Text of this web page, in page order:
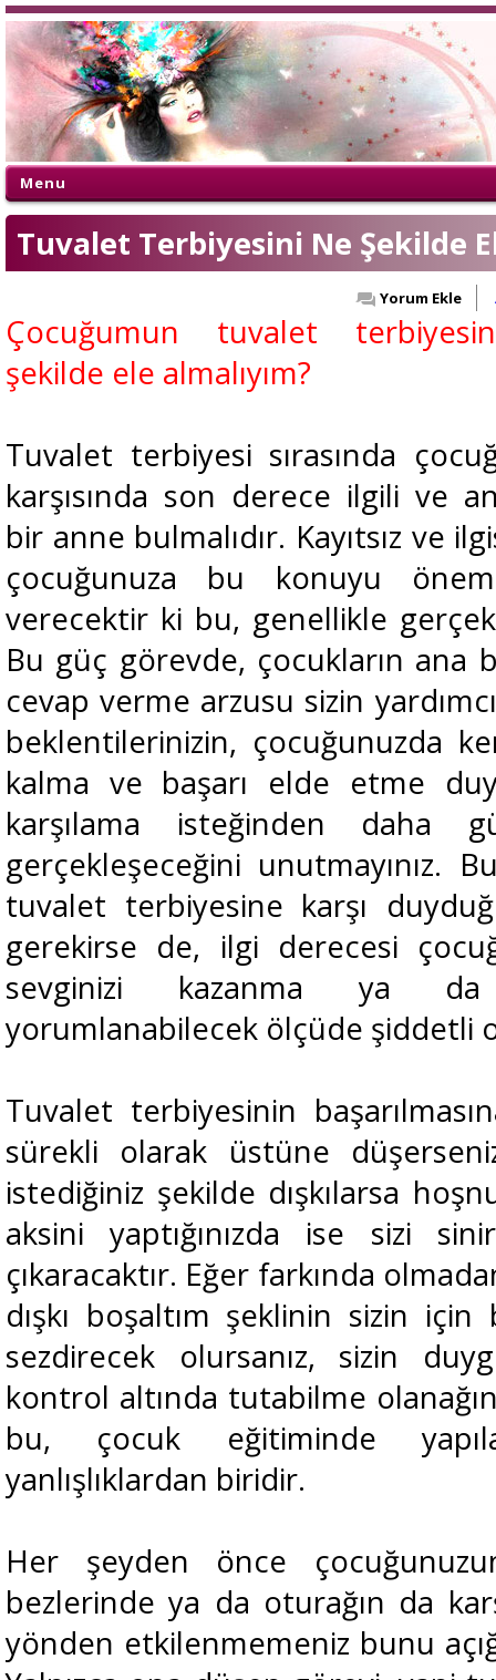
Menu
Tuvalet Terbiyesini Ne Şekilde
Yorum Ekle
Çocuğumun tuvalet
şekilde ele almalıyım?
Tuvalet terbiyesi sırasında
karşısında son derece ilgili ve
bir anne bulmalıdır. Kayıtsız ve
çocuğunuza bu konuyu
verecektir ki bu, genellikle
Bu güç görevde, çocukların ana
cevap verme arzusu sizin
beklentilerinizin, çocuğunuzda
kalma ve başarı elde etme
karşılama isteğinden daha
gerçekleşeceğini unutmayınız.
tuvalet terbiyesine karşı
gerekirse de, ilgi derecesi
sevginizi kazanma ya
yorumlanabilecek ölçüde şiddetli
Tuvalet terbiyesinin
sürekli olarak üstüne
istediğiniz şekilde dışkılarsa
aksini yaptığınızda ise sizi
çıkaracaktır. Eğer farkında
dışkı boşaltım şeklinin sizin için
sezdirecek olursanız, sizin
kontrol altında tutabilme
bu, çocuk eğitiminde
yanlışlıklardan biridir.
Her şeyden önce
bezlerinde ya da oturağın da
yönden etkilenmemeniz bunu